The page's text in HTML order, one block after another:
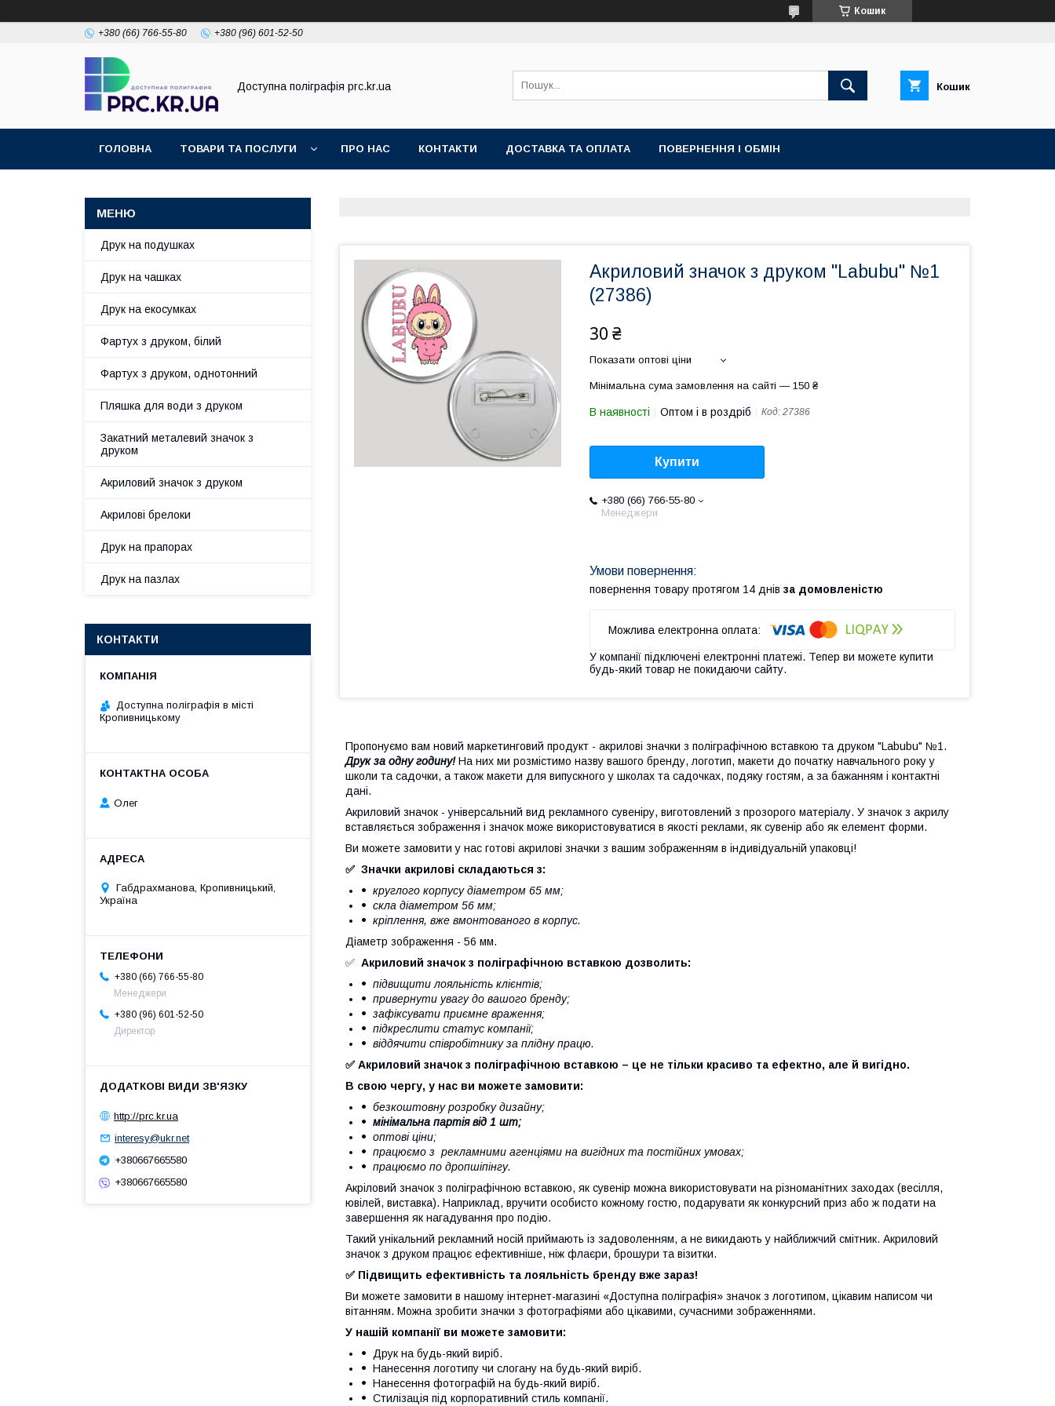
Кошик
+380 (66) 766-55-80 +380 (96) 601-52-50
Доступна поліграфія prc.kr.ua Кошик
ГОЛОВНА ТОВАРИ ТА ПОСЛУГИ ПРО НАС КОНТАКТИ ДОСТАВКА ТА ОПЛАТА ПОВЕРНЕННЯ І ОБМІН
Акриловий значок з друком "Labubu" №1
(27386)
30 ₴
Показати оптові ціни
Мінімальна сума замовлення на сайті — 150 ₴
В наявності Оптом і в роздріб Код: 27386
Купити
+380 (66) 766-55-80
Менеджери
повернення товару протягом 14 днів за домовленістю
У компанії підключені електронні платежі. Тепер ви можете купити
будь-який товар не покидаючи сайту.
Пропонуємо вам новий маркетинговий продукт - акрилові значки з поліграфічною вставкою та друком "Labubu" №1.
Друк за одну годину!На них ми розмістимо назву вашого бренду, логотип, макети до початку навчального року у
школи та садочки, а також макети для випускного у школах та садочках, подяку гостям, а за бажанням і контактні
дані.
Акриловий значок - універсальний вид рекламного сувеніру, виготовлений з прозорого матеріалу. У значок з акрилу
вставляється зображення і значок може використовуватися в якості реклами, як сувенір або як елемент форми.
Ви можете замовити у нас готові акрилові значки з вашим зображенням в індивідуальній упаковці!
✅ Значки акрилові складаються з:
круглого корпусу діаметром 65 мм;
скла діаметром 56 мм;
кріплення, вже вмонтованого в корпус.
Діаметр зображення - 56 мм.
✅ Акриловий значок з поліграфічною вставкою дозволить:
підвищити лояльність клієнтів;
привернути увагу до вашого бренду;
зафіксувати приємне враження;
підкреслити статус компанії;
віддячити співробітнику за плідну працю.
✅ Акриловий значок з поліграфічною вставкою – це не тільки красиво та ефектно, але й вигідно.
В свою чергу, у нас ви можете замовити:
безкоштовну розробку дизайну;
мінімальна партія від 1 шт;
оптові ціни;
працюємо з рекламними агенціями на вигідних та постійних умовах;
працюємо по дропшіпінгу.
Акріловий значок з поліграфічною вставкою, як сувенір можна використовувати на різноманітних заходах (весілля,
ювілей, виставка). Наприклад, вручити особисто кожному гостю, подарувати як конкурсний приз або ж подати на
завершення як нагадування про подію.
Такий унікальний рекламний носій приймають із задоволенням, а не викидають у найближчий смітник. Акриловий
значок з друком працює ефективніше, ніж флаєри, брошури та візитки.
✅ Підвищить ефективність та лояльність бренду вже зараз!
Ви можете замовити в нашому інтернет-магазині «Доступна поліграфія» значок з логотипом, цікавим написом чи
вітанням. Можна зробити значки з фотографіями або цікавими, сучасними зображеннями.
У нашій компанії ви можете замовити:
Друк на будь-який виріб.
Нанесення логотипу чи слогану на будь-який виріб.
Нанесення фотографій на будь-який виріб.
Стилізація під корпоративний стиль компанії.
Друк на подушках
Друк на чашках
Друк на екосумках
Фартух з друком, білий
Фартух з друком, однотонний
Пляшка для води з друком
Закатний металевий значок з
друком
Акриловий значок з друком
Акрилові брелоки
Друк на прапорах
Друк на пазлах
КОНТАКТИ
Доступна поліграфія в місті
Кропивницькому
Олег
Габдрахманова, Кропивницький,
Україна
+380 (66) 766-55-80
Менеджери
+380 (96) 601-52-50
Директор
http://prc.kr.ua
interesy@ukr.net
+380667665580
+380667665580